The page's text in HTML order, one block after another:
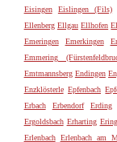
Eisingen
Eislingen (Fils)
Ellenberg Ellgau Ellhofen
Emeringen
Emerkingen
Emmering
Emtmannsberg Endingen
Enzklösterle Epfenbach
Erbach
Erbendorf Erding
Ergoldsbach Erharting Ering
Erlenbach Erlenbach am